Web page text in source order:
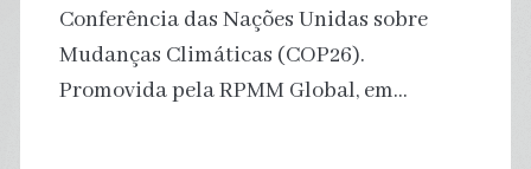
Conferência das Nações Unidas sobre
Mudanças Climáticas (COP26).
Promovida pela RPMM Global, em…